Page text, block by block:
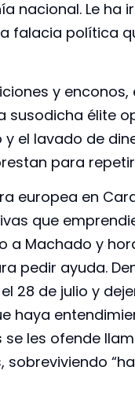
nacional. Le ha
falacia política
y enconos,
susodicha élite
el lavado de
para
europea en
que
a Machado y
pedir ayuda.
28 de julio y
haya
les ofende